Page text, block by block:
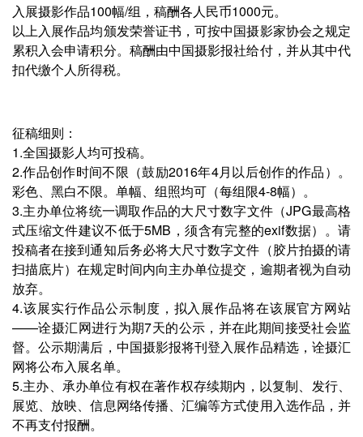
入展摄影作品100幅/组，稿酬各人民币1000元。
以上入展作品均颁发荣誉证书，可按中国摄影家协会之规定
累积入会申请积分。稿酬由中国摄影报社给付，并从其中代
扣代缴个人所得税。
征稿细则：
1.全国摄影人均可投稿。
2.作品创作时间不限（鼓励2016年4月以后创作的作品）。
彩色、黑白不限。单幅、组照均可（每组限4-8幅）。
3.主办单位将统一调取作品的大尺寸数字文件（JPG最高格
式压缩文件建议不低于5MB，须含有完整的exif数据）。请
投稿者在接到通知后务必将大尺寸数字文件（胶片拍摄的请
扫描底片）在规定时间内向主办单位提交，逾期者视为自动
放弃。
4.该展实行作品公示制度，拟入展作品将在该展官方网站
——诠摄汇网进行为期7天的公示，并在此期间接受社会监
督。公示期满后，中国摄影报将刊登入展作品精选，诠摄汇
网将公布入展名单。
5.主办、承办单位有权在著作权存续期内，以复制、发行、
展览、放映、信息网络传播、汇编等方式使用入选作品，并
不再支付报酬。